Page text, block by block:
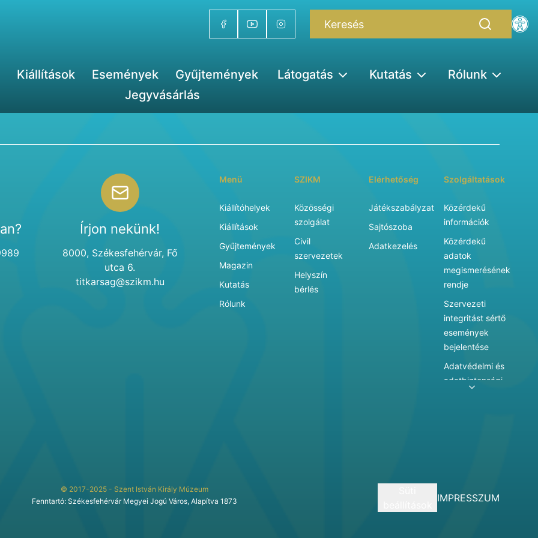
Kiállítások Események Gyűjtemények Látogatás Kutatás
Rólunk
Jegyvásárlás
Írjon nekünk!
8000, Székesfehérvár, Fő
utca 6.
titkarsag@szikm.hu
Menü
Kiállítóhelyek
Kiállítások
Gyűjtemények
Magazin
Kutatás
Rólunk
SZIKM
Közösségi
szolgálat
Civil
szervezetek
Helyszín
bérlés
Elérhetőség
Játékszabályzat
Sajtószoba
Adatkezelés
Szolgáltatások
Közérdekű
információk
Közérdekű
adatok
megismerésének
rendje
Szervezeti
integritást sértő
események
bejelentése
Adatvédelmi és
adatbiztonsági
szolgáltatásai
© 2017-2025 - Szent István Király Múzeum
Fenntartó: Székesfehérvár Megyei Jogú Város, Alapítva 1873
IMPRESSZUM